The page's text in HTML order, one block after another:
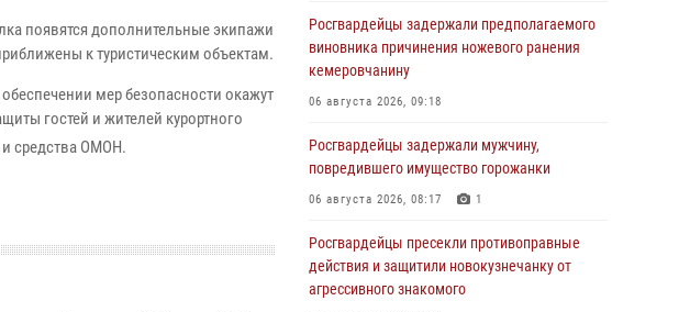
появятся дополнительные экипажи
к туристическим объектам.
мер безопасности окажут
гостей и жителей курортного
и средства ОМОН.
Росгвардейцы задержали предполагаемого
виновника причинения ножевого ранения
кемеровчанину
06 августа 2026, 09:18
Росгвардейцы задержали мужчину,
повредившего имущество горожанки
06 августа 2026, 08:17 1
Росгвардейцы пресекли противоправные
действия и защитили новокузнечанку от
агрессивного знакомого